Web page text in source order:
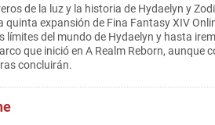
de la luz y la historia de Hydaelyn y
quinta expansión de Fina Fantasy XIV
límites del mundo de Hydaelyn y hasta
que inició en A Realm Reborn, aunque
concluirán.